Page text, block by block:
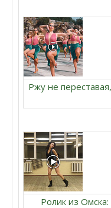
Ржу не
Ролик из